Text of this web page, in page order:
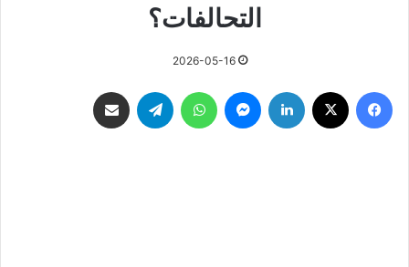
التحالفات؟
2026-05-16
فيسبوك لينكدإن ماسنجر واتساب تيلقرام